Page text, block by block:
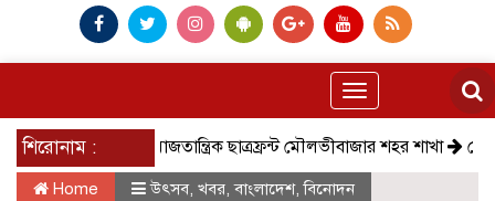
Toggle
navigation
শিরোনাম :সমাজতান্ত্রিক ছাত্রফ্রন্ট মৌলভীবাজার শহর শাখা কেমন আছে
Home উৎসব, খবর,বাংলাদেশ,বিনোদন